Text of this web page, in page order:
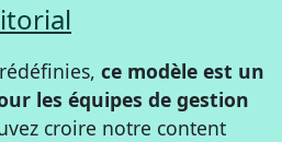
ce modèle est un
les équipes de gestion
croire notre content